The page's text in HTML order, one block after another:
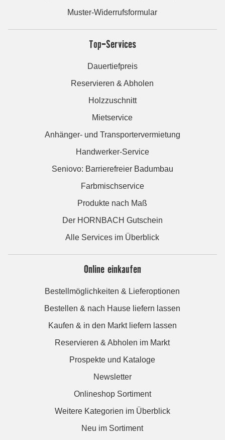
Muster-Widerrufsformular
Top-Services
Dauertiefpreis
Reservieren & Abholen
Holzzuschnitt
Mietservice
Anhänger- und Transportervermietung
Handwerker-Service
Seniovo: Barrierefreier Badumbau
Farbmischservice
Produkte nach Maß
Der HORNBACH Gutschein
Alle Services im Überblick
Online einkaufen
Bestellmöglichkeiten & Lieferoptionen
Bestellen & nach Hause liefern lassen
Kaufen & in den Markt liefern lassen
Reservieren & Abholen im Markt
Prospekte und Kataloge
Newsletter
Onlineshop Sortiment
Weitere Kategorien im Überblick
Neu im Sortiment